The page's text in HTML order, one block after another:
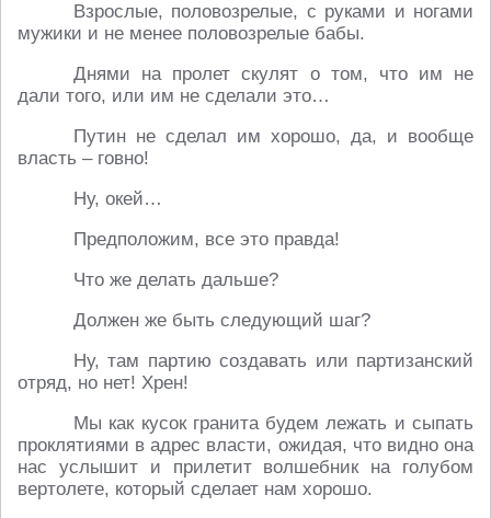
Взрослые, половозрелые, с руками и ногами
мужики и не менее половозрелые бабы.
Днями на пролет скулят о том, что им не
дали того, или им не сделали это…
Путин не сделал им хорошо, да, и вообще
власть – говно!
Ну, окей…
Предположим, все это правда!
Что же делать дальше?
Должен же быть следующий шаг?
Ну, там партию создавать или партизанский
отряд, но нет! Хрен!
Мы как кусок гранита будем лежать и сыпать
проклятиями в адрес власти, ожидая, что видно она
нас услышит и прилетит волшебник на голубом
вертолете, который сделает нам хорошо.